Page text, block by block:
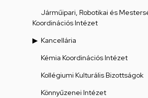
Járműipari, Robotikai és
Koordinációs Intézet
Kancellária
Kémia Koordinációs Intézet
Kollégiumi Kulturális Bizottságok
Könnyűzenei Intézet